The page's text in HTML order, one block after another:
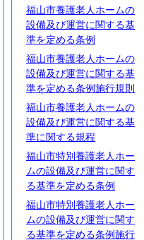
福山市養護老人ホームの
設備及び運営に関する基
準を定める条例
福山市養護老人ホームの
設備及び運営に関する基
準を定める条例施行規則
福山市養護老人ホームの
設備及び運営に関する基
準に関する規程
福山市特別養護老人ホー
ムの設備及び運営に関す
る基準を定める条例
福山市特別養護老人ホー
ムの設備及び運営に関す
る基準を定める条例施行